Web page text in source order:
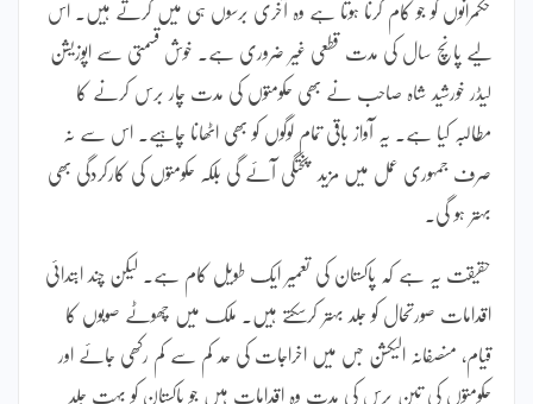
حکمرانوں کو جو کام کرنا ہوتا ہے وہ آخری برسوں ہی میں کرتے ہیں۔ اس
لیے پانچ سال کی مدت قطعی غیر ضروری ہے۔ خوش قسمتی سے اپوزیشن
لیڈر خورشید شاہ صاحب نے بھی حکومتوں کی مدت چار برس کرنے کا
مطالبہ کیا ہے۔ یہ آواز باقی تمام لوگوں کو بھی اٹھانا چاہیے۔ اس سے نہ
صرف جمہوری عمل میں مزید پختگی آئے گی بلکہ حکومتوں کی کارکردگی بھی
بہتر ہو گی۔
حقیقت یہ ہے کہ پاکستان کی تعمیر ایک طویل کام ہے۔ لیکن چند ابتدائی
اقدامات صورتحال کو جلد بہتر کرسکتے ہیں۔ ملک میں چھوٹے صوبوں کا
قیام، منصفانہ الیکشن جس میں اخراجات کی حد کم سے کم رکھی جائے اور
حکومتوں کی تین برس کی مدت وہ اقدامات ہیں جو پاکستان کو بہت جلد